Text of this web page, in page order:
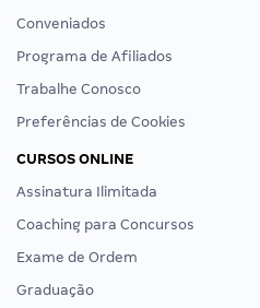
Conveniados
Programa de Afiliados
Trabalhe Conosco
Preferências de Cookies
CURSOS ONLINE
Assinatura Ilimitada
Coaching para Concursos
Exame de Ordem
Graduação